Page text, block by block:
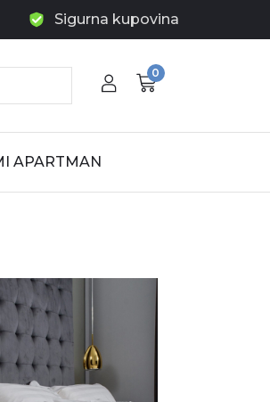
Sigurna kupovina
0
APARTMAN